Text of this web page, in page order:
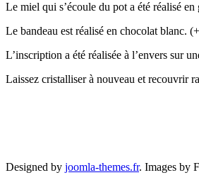
Le miel qui s’écoule du pot a été réalisé en
Le bandeau est réalisé en chocolat blanc.
L’inscription a été réalisée à l’envers sur
Laissez cristalliser à nouveau et recouvrir
Designed by joomla-themes.fr. Images by